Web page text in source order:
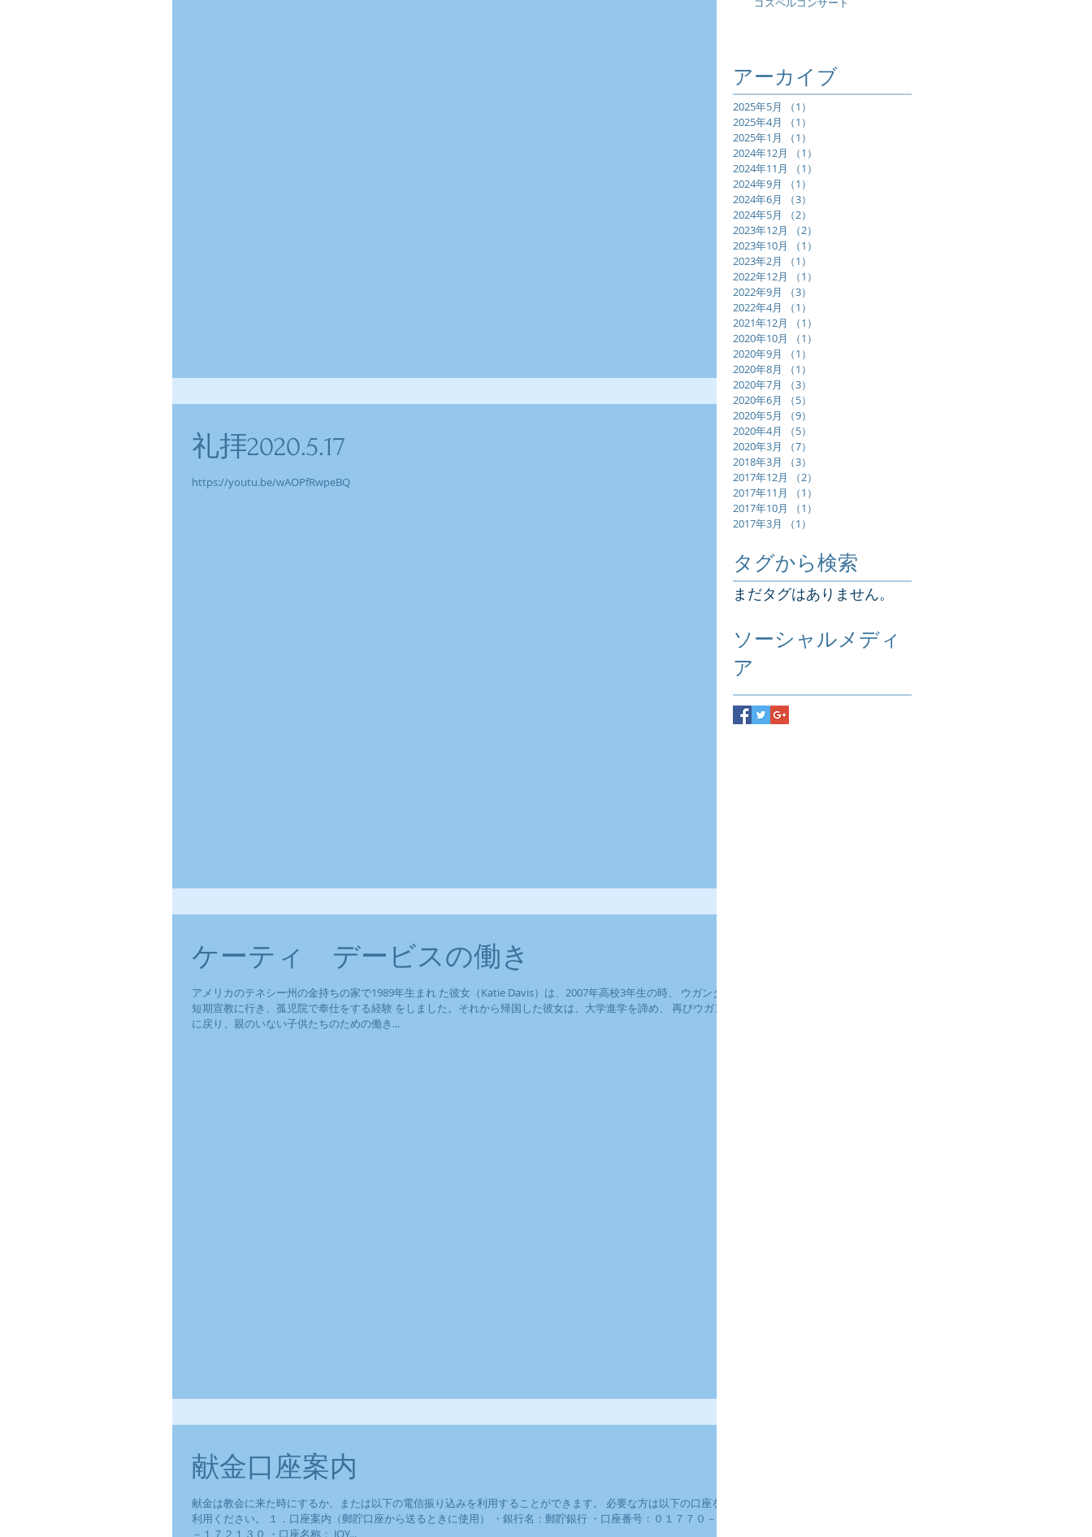
礼拝2020.5.17
https://youtu.be/wAOPfRwpeBQ
ケーティ デービスの働き
アメリカのテネシー州の金持ちの家で1989年生まれ た彼女（Katie Davis）は、2007年高校3年生の時、 ウガンダに
短期宣教に行き、孤児院で奉仕をする経験 をしました。それから帰国した彼女は、大学進学を諦め、 再びウガンダ
に戻り、親のいない子供たちのための働き...
献金口座案内
献金は教会に来た時にするか、または以下の電信振り込みを利用することができます。 必要な方は以下の口座をご
利用ください。 １．口座案内（郵貯口座から送るときに使用） ・銀行名：郵貯銀行 ・口座番号：０１７７０－５
－１７２１３０ ・口座名称： JOY...
アーカイブ
2025年5月 （1）
2025年4月
（1）
2025年1月
（1）
2024年12月
（1）
2024年11月
（1）
2024年9月
（1）
2024年6月
（3）
2024年5月
（2）
2023年12月
（2）
2023年10月
（1）
2023年2月
（1）
2022年12月
（1）
2022年9月
（3）
2022年4月
（1）
2021年12月
（1）
2020年10月
（1）
2020年9月
（1）
2020年8月
（1）
2020年7月
（3）
2020年6月
（5）
2020年5月
（9）
2020年4月
（5）
2020年3月
（7）
2018年3月
（3）
2017年12月
（2）
2017年11月
（1）
2017年10月
（1）
2017年3月
（1）
タグから検索
まだタグはありません。
ソーシャルメディ
ア